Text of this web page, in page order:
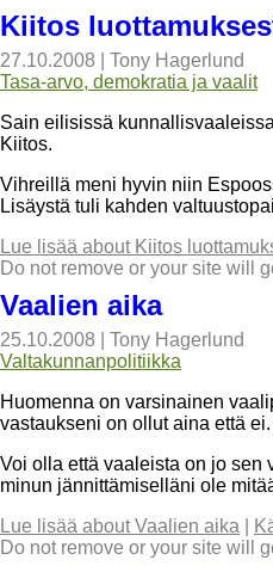
Kiitos
27.10.2008
Tony Hagerlund
Tasa-arvo, demokratia ja vaalit
Sain eilisissä
Kiitos.
Vihreillä meni hyvin niin
Lisäystä tuli kahden
Lue lisää about Kiitos
Do not remove or your site will
Vaalien aika
25.10.2008
Tony Hagerlund
Valtakunnanpolitiikka
Huomenna on varsinainen
vastaukseni on ollut aina että ei.
Voi olla että vaaleista on jo sen
minun jännittämiselläni ole
Lue lisää about Vaalien aika
Do not remove or your site will